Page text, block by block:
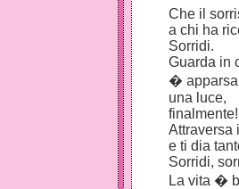
Che il
a chi ha
Sorridi.
Guarda in
� apparsa
una luce,
finalmente!
Attraversa
e ti dia
Sorridi,
La vita �